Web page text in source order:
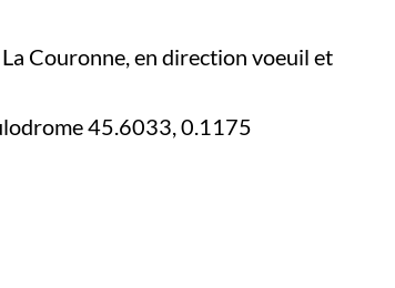
La Couronne, en direction voeuil et
45.6033, 0.1175